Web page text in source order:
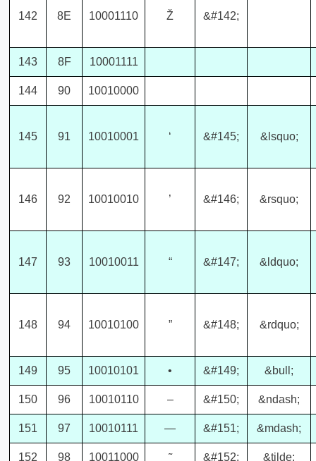
142 8E 10001110 Ž &#142;
143 8F 10001111
144 90 10010000
145 91 10010001 ‘ &#145; &lsquo;
146 92 10010010 ’ &#146; &rsquo;
147 93 10010011 “ &#147; &ldquo;
148 94 10010100 ” &#148; &rdquo;
149 95 10010101 • &#149; &bull;
150 96 10010110 – &#150; &ndash;
151 97 10010111 — &#151; &mdash;
152 98 10011000 ˜ &#152; &tilde;